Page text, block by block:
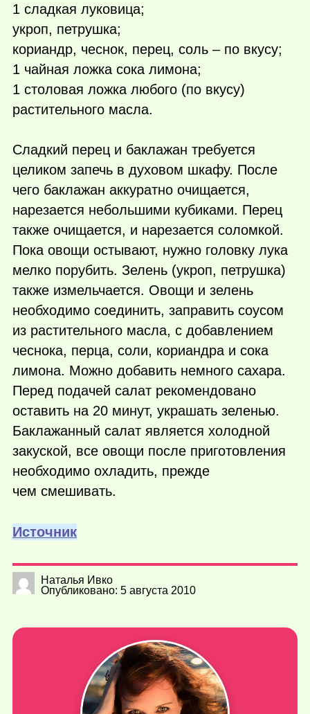
1 сладкая луковица;
укроп, петрушка;
кориандр, чеснок, перец, соль – по вкусу;
1 чайная ложка сока лимона;
1 столовая ложка любого (по вкусу)
растительного масла.
Сладкий перец и баклажан требуется
целиком запечь в духовом шкафу. После
чего баклажан аккуратно очищается,
нарезается небольшими кубиками. Перец
также очищается, и нарезается соломкой.
Пока овощи остывают, нужно головку лука
мелко порубить. Зелень (укроп, петрушка)
также измельчается. Овощи и зелень
необходимо соединить, заправить соусом
из растительного масла, с добавлением
чеснока, перца, соли, кориандра и сока
лимона. Можно добавить немного сахара.
Перед подачей салат рекомендовано
оставить на 20 минут, украшать зеленью.
Баклажанный салат является холодной
закуской, все овощи после приготовления
необходимо охладить, прежде
чем смешивать.
Источник
Наталья Ивко
Опубликовано: 5 августа 2010